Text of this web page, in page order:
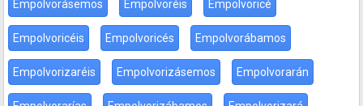
Empolvorásemos Empolvoréis Empolvoricé
Empolvoricéis Empolvoricés Empolvorábamos
Empolvorizaréis Empolvorizásemos Empolvorarán